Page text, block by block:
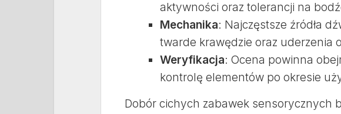
aktywności oraz tolerancji na
Mechanika: Najczęstsze źródła
twarde krawędzie oraz uderzenia
Weryfikacja: Ocena powinna
kontrolę elementów po okresie
Dobór cichych zabawek sensorycznych